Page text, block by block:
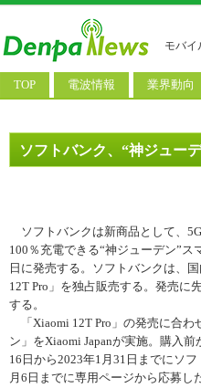
モバイ
TOP 電波情報
基地局ニュース
業界動向
決算情報
料金改定
ソフトバンク、“神ジュー
ソフトバンクは新商品として、
100％充電できる“神ジューデン”ス
日に発売する。ソフトバンクは、
12T Pro」を独占販売する。発売に
する。
「Xiaomi 12T Pro」の発売に合わ
ン」をXiaomi Japanが実施。購入
16日から2023年1月31日までにソ
月6日までに専用ページから応募し